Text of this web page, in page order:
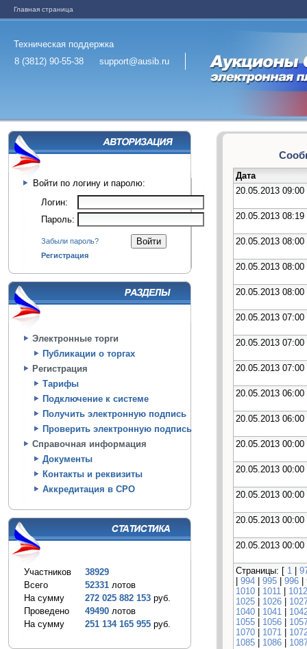
Главная страница
Техническая поддержка
8 (3812) 90-55-38
support@ausib.ru
Войти по логину и паролю:
Логин:
Пароль:
Забыли пароль?
Регистрация
Электронные торги
Публикации о торгах
Регистрация
Тарифы
Подключение к системе
Получить электронную подпись
Проверить электронную подпись
Справочная информация
Документы
Контакты и реквизиты
Аккредитация в СРО
Участников
38929
Всего
52331 лотов
На сумму
272 025 882 153 руб.
Проведено
49490 лотов
На сумму
251 134 165 955 руб.
Дата
20.05.2013 09:00
20.05.2013 08:19
20.05.2013 08:00
20.05.2013 08:00
20.05.2013 08:00
20.05.2013 07:00
20.05.2013 07:00
20.05.2013 07:00
20.05.2013 06:00
20.05.2013 06:00
20.05.2013 00:00
20.05.2013 00:00
20.05.2013 00:00
20.05.2013 00:00
20.05.2013 00:00
Страницы: [ 1 |
| 994 | 995 | 996 |
1010 | 1011 | 1012
1025 | 1026 |
1040 | 1041 |
1055 | 1056 |
1070 | 1071 |
1085 | 1086 |